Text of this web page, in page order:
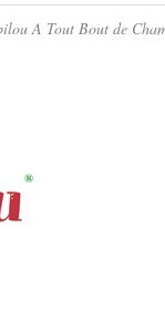
A Tout Bout de